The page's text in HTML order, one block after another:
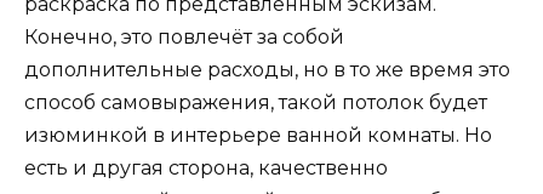
Конечно, это повлечёт за собой
дополнительные расходы, но в то же время это
способ самовыражения, такой потолок будет
изюминкой в интерьере ванной комнаты. Но
есть и другая сторона, качественно